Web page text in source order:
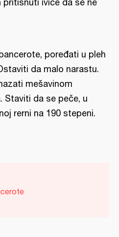
ivice da se ne
poređati u pleh
da malo narastu.
mešavinom
Staviti da se peče, u
rerni na 190 stepeni.